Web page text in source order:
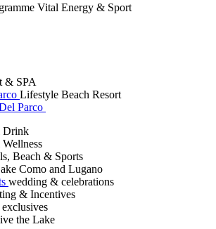
Vital Energy & Sport
& SPA
Lifestyle Beach Resort
Parco
Drink
Beach & Sports
Como and Lugano
wedding & celebrations
& Incentives
the Lake